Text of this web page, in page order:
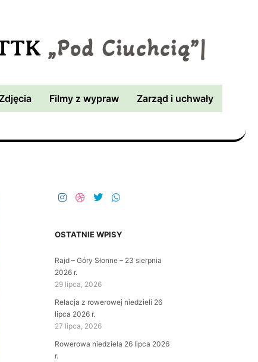
„Pod Ciuchcią”|
Filmy z wypraw Zarząd i uchwały
OSTATNIE WPISY
Rajd – Góry Słonne – 23 sierpnia
2026 r.
29 lipca, 2026
Relacja z rowerowej niedzieli 26
lipca 2026 r.
27 lipca, 2026
Rowerowa niedziela 26 lipca 2026
r.